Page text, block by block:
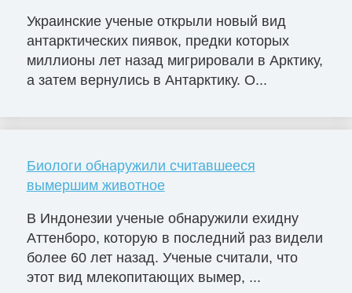
Украинские ученые открыли новый вид
антарктических пиявок, предки которых
миллионы лет назад мигрировали в Арктику,
а затем вернулись в Антарктику. О...
Биологи обнаружили считавшееся
вымершим животное
В Индонезии ученые обнаружили ехидну
Аттенборо, которую в последний раз видели
более 60 лет назад. Ученые считали, что
этот вид млекопитающих вымер, ...